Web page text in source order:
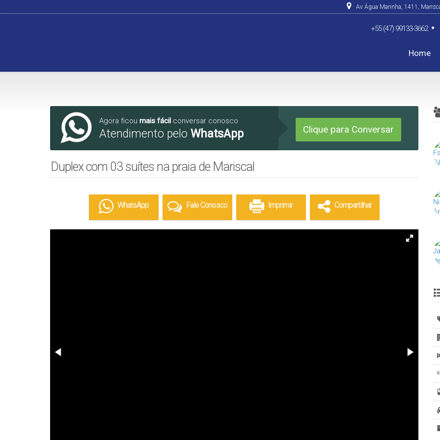
Av Água Marinha, 1411 ,
+55 (47) 99133-3662
Home
Agora ficou mais fácil conversar conosco
Atendimento pelo WhatsApp Clique para Conversar
Duplex com 03 suítes na praia de Mariscal
WhatsApp Fale Conosco Imprimir Compartilhar